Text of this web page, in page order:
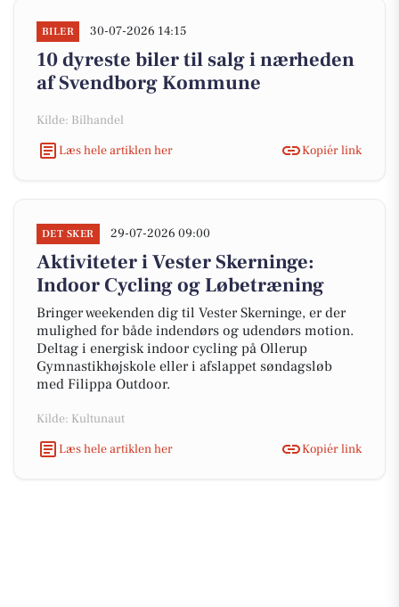
BILER 30-07-2026 14:15
10 dyreste biler til salg i nærheden
af Svendborg Kommune
Kilde: Bilhandel
Læs hele artiklen her
Kopiér link
DET SKER 29-07-2026 09:00
Aktiviteter i Vester Skerninge:
Indoor Cycling og Løbetræning
Bringer weekenden dig til Vester Skerninge, er der
mulighed for både indendørs og udendørs motion.
Deltag i energisk indoor cycling på Ollerup
Gymnastikhøjskole eller i afslappet søndagsløb
med Filippa Outdoor.
Kilde: Kultunaut
Læs hele artiklen her
Kopiér link